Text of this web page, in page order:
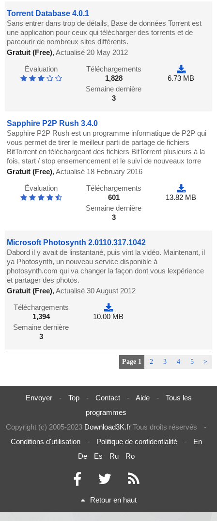
Torrent Database 4.0.1
Sans entrer dans trop de détails, Base de données Torrent est
une application pour ceux qui télécharger des torrents et de
parcourir de nombreux sites différents.
Gratuit (Free),Actualisé 20 May 2012
Évaluation
Téléchargements
1,828
Semaine dernière
3
6.73 MB
Sapphire P2P Rush 3.4.0
Sapphire P2P Rush est un programme informatique de P2P qui
vous permet de tirer le meilleur parti de partage de fichiers
BitTorrent en téléchargeant des fichiers BitTorrent plusieurs à la
fois, start / stop ensemencement et le suivi de nouveaux torre
Gratuit (Free),Actualisé 18 February 2016
Évaluation
Téléchargements
601
Semaine dernière
3
13.82 MB
Microsoft Photosynth 2.0110.317.1042
Dabord il y avait de linstantané, puis vint la vidéo. Maintenant, il
ya Photosynth, un nouveau service disponible à
photosynth.com qui va changer la façon dont vous lexpérience
et partager des photos.
Gratuit (Free),Actualisé 30 August 2012
Téléchargements
1,394
Semaine dernière
3
10.00 MB
Page 1 2 3 4 5 >
Envoyer - Top - Contact - Aide -
Tous les
programmes
Copyright (c) 2005-2023 Download3K.fr Tous droits réservés
-
Conditions d'utilisation
- Politique de confidentialité -
En
De
Es Ru Ro
Retour en haut